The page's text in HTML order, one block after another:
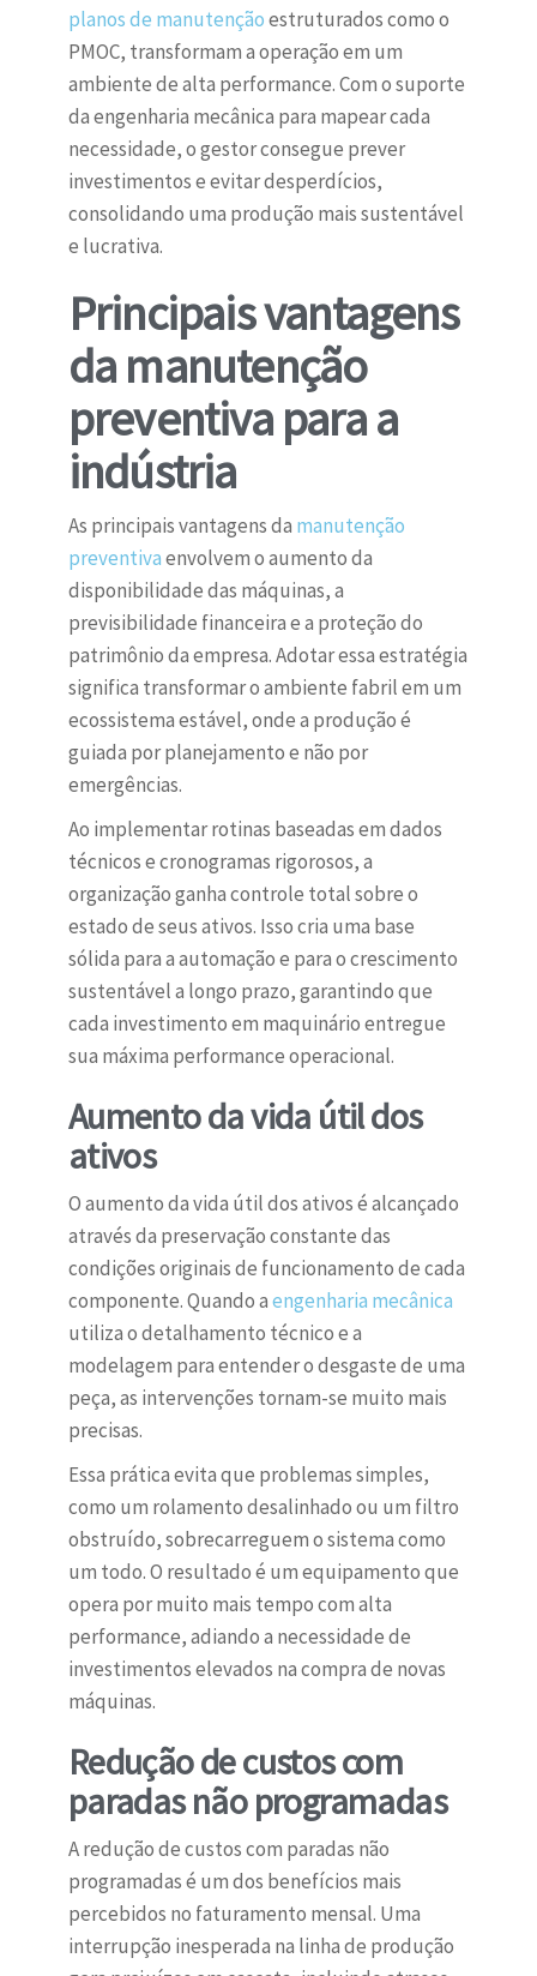
planos de manutençãoestruturados como o
PMOC, transformam a operação em um
ambiente de alta performance. Com o suporte
da engenharia mecânica para mapear cada
necessidade, o gestor consegue prever
investimentos e evitar desperdícios,
consolidando uma produção mais sustentável
e lucrativa.
Principais vantagens
da manutenção
preventiva para a
indústria
As principais vantagens da manutenção
preventivaenvolvem o aumento da
disponibilidade das máquinas, a
previsibilidade financeira e a proteção do
patrimônio da empresa. Adotar essa estratégia
significa transformar o ambiente fabril em um
ecossistema estável, onde a produção é
guiada por planejamento e não por
emergências.
Ao implementar rotinas baseadas em dados
técnicos e cronogramas rigorosos, a
organização ganha controle total sobre o
estado de seus ativos. Isso cria uma base
sólida para a automação e para o crescimento
sustentável a longo prazo, garantindo que
cada investimento em maquinário entregue
sua máxima performance operacional.
Aumento da vida útil dos
ativos
O aumento da vida útil dos ativos é alcançado
através da preservação constante das
condições originais de funcionamento de cada
componente. Quando aengenharia mecânica
utiliza o detalhamento técnico e a
modelagem para entender o desgaste de uma
peça, as intervenções tornam-se muito mais
precisas.
Essa prática evita que problemas simples,
como um rolamento desalinhado ou um filtro
obstruído, sobrecarreguem o sistema como
um todo. O resultado é um equipamento que
opera por muito mais tempo com alta
performance, adiando a necessidade de
investimentos elevados na compra de novas
máquinas.
Redução de custos com
paradas não programadas
A redução de custos com paradas não
programadas é um dos benefícios mais
percebidos no faturamento mensal. Uma
interrupção inesperada na linha de produção